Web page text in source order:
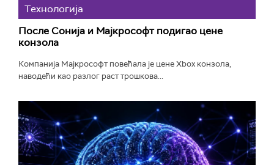
Технологијa
После Сонија и Мајкрософт подигао цене
конзола
Компанија Мајкрософт повећала је цене Xbox конзола,
наводећи као разлог раст трошкова...